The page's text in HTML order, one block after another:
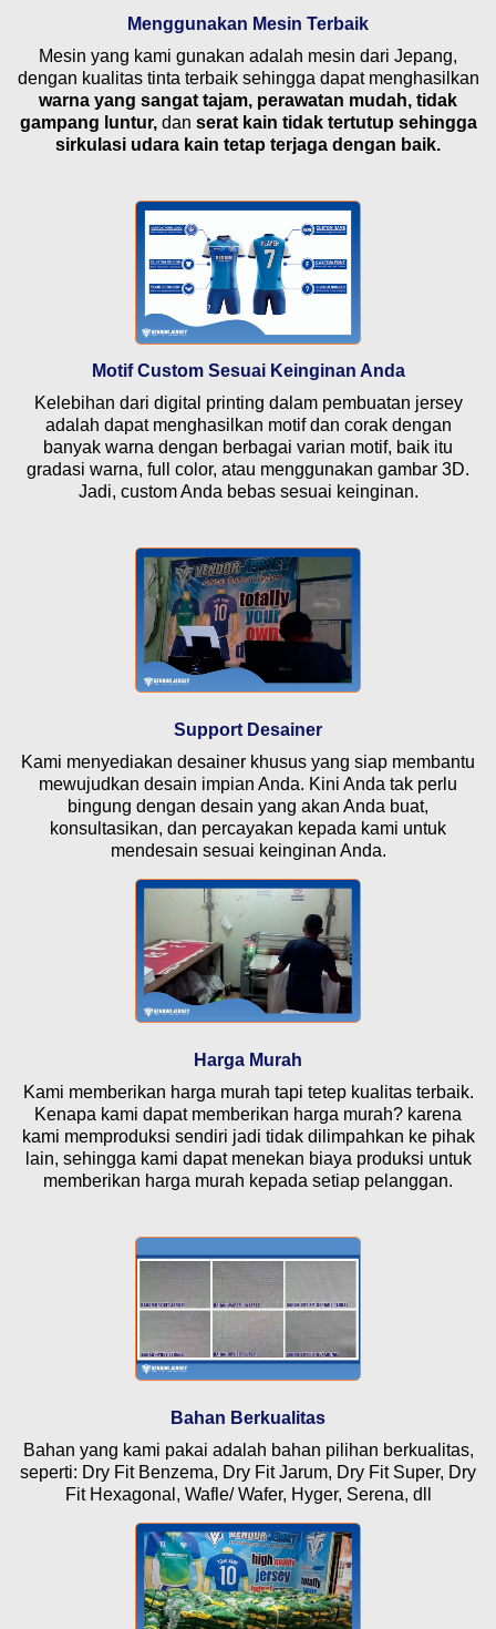
Menggunakan Mesin Terbaik
Mesin yang kami gunakan adalah mesin dari Jepang,
dengan kualitas tinta terbaik sehingga dapat menghasilkan
warna yang sangat tajam, perawatan mudah, tidak
gampang luntur,dan serat kain tidak tertutup sehingga
sirkulasi udara kain tetap terjaga dengan baik.
Motif Custom Sesuai Keinginan Anda
Kelebihan dari digital printing dalam pembuatan jersey
adalah dapat menghasilkan motif dan corak dengan
banyak warna dengan berbagai varian motif, baik itu
gradasi warna, full color, atau menggunakan gambar 3D.
Jadi, custom Anda bebas sesuai keinginan.
Support Desainer
Kami menyediakan desainer khusus yang siap membantu
mewujudkan desain impian Anda. Kini Anda tak perlu
bingung dengan desain yang akan Anda buat,
konsultasikan, dan percayakan kepada kami untuk
mendesain sesuai keinginan Anda.
Harga Murah
Kami memberikan harga murah tapi tetep kualitas terbaik.
Kenapa kami dapat memberikan harga murah? karena
kami memproduksi sendiri jadi tidak dilimpahkan ke pihak
lain, sehingga kami dapat menekan biaya produksi untuk
memberikan harga murah kepada setiap pelanggan.
Bahan Berkualitas
Bahan yang kami pakai adalah bahan pilihan berkualitas,
seperti: Dry Fit Benzema, Dry Fit Jarum, Dry Fit Super, Dry
Fit Hexagonal, Wafle/ Wafer, Hyger, Serena, dll